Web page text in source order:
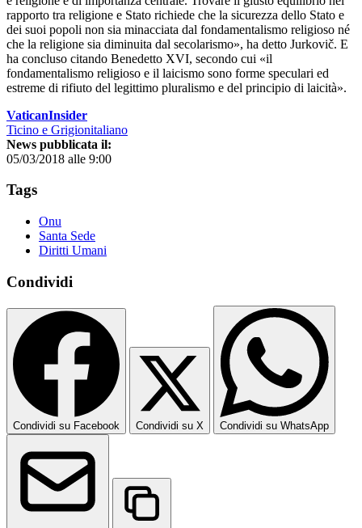
rapporto tra religione e Stato richiede che la sicurezza dello Stato e
dei suoi popoli non sia minacciata dal fondamentalismo religioso né
che la religione sia diminuita dal secolarismo», ha detto Jurkovič. E
ha concluso citando Benedetto XVI, secondo cui «il
fondamentalismo religioso e il laicismo sono forme speculari ed
estreme di rifiuto del legittimo pluralismo e del principio di laicità».
VaticanInsider
Ticino e Grigionitaliano
News pubblicata il:
05/03/2018 alle 9:00
Tags
Onu
Santa Sede
Diritti Umani
Condividi
Condividi su Facebook Condividi su X Condividi su WhatsApp